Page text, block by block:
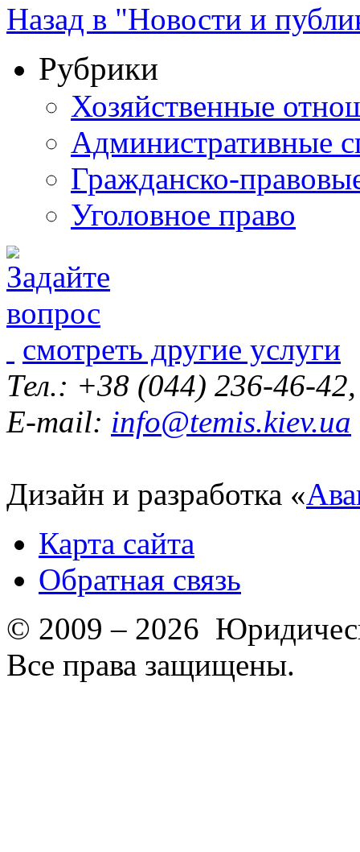
Назад в "Новости и
Рубрики
Хозяйственные
Административные
Гражданско-
Уголовное право
смотреть другие услуги
Тел.: +38 (044) 236-46-
E-mail: info@temis.kiev.ua
Дизайн и разработка «
Карта сайта
Обратная связь
© 2009 – 2026
Все права защищены.